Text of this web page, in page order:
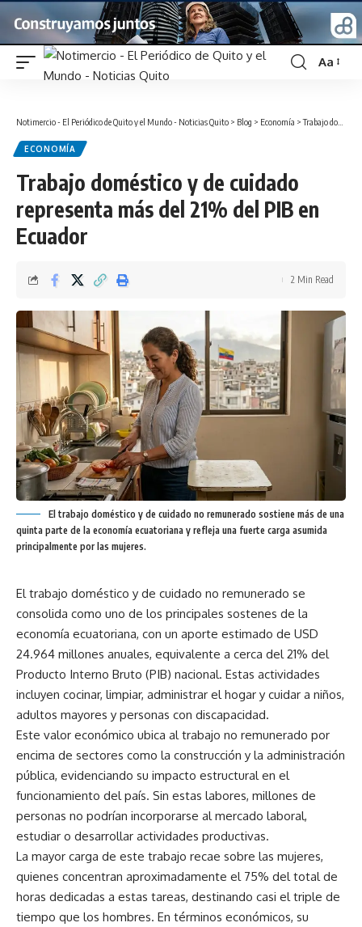
Font
Aa
Notimercio - El Periódico de Quito y el Mundo - Noticias Quito > Blog > Economía >Trabajo doméstico y de cuidado representa más del 21% del PIB en Ecuador
ECONOMÍA
Trabajo doméstico y de cuidado
representa más del 21% del PIB en
Ecuador
2 Min Read
El trabajo doméstico y de cuidado no remunerado sostiene más de una
quinta parte de la economía ecuatoriana y refleja una fuerte carga asumida
principalmente por las mujeres.
El trabajo doméstico y de cuidado no remunerado se
consolida como uno de los principales sostenes de la
economía ecuatoriana, con un aporte estimado de USD
24.964 millones anuales, equivalente a cerca del 21% del
Producto Interno Bruto (PIB) nacional. Estas actividades
incluyen cocinar, limpiar, administrar el hogar y cuidar a niños,
adultos mayores y personas con discapacidad.
Este valor económico ubica al trabajo no remunerado por
encima de sectores como la construcción y la administración
pública, evidenciando su impacto estructural en el
funcionamiento del país. Sin estas labores, millones de
personas no podrían incorporarse al mercado laboral,
estudiar o desarrollar actividades productivas.
La mayor carga de este trabajo recae sobre las mujeres,
quienes concentran aproximadamente el 75% del total de
horas dedicadas a estas tareas, destinando casi el triple de
tiempo que los hombres. En términos económicos, su